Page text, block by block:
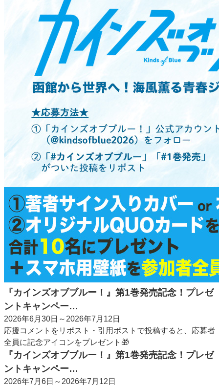
『カインズオブブルー！』第1巻発売記念！プレゼ
ントキャンペー…
2026年6月30日～2026年7月12日
応援コメントをリポスト・引用ポストで投稿すると、応募者
全員に記念アイコンをプレゼント🎁
『カインズオブブルー！』第1巻発売記念！プレゼ
ントキャンペー…
2026年7月6日～2026年7月12日